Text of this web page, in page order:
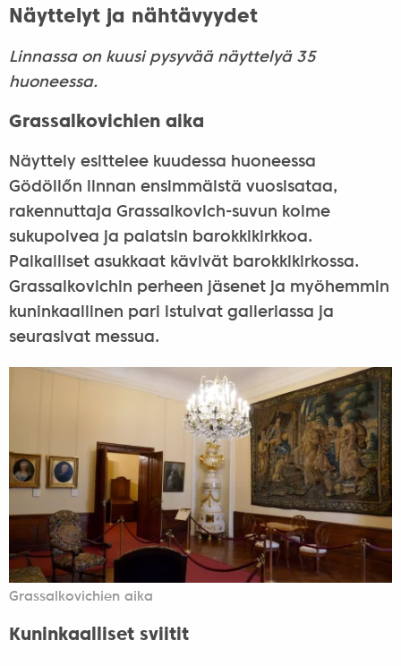
Näyttelyt ja nähtävyydet
Linnassa on kuusi pysyvää näyttelyä 35
huoneessa.
Grassalkovichien aika
Näyttely esittelee kuudessa huoneessa
Gödöllőn linnan ensimmäistä vuosisataa,
rakennuttaja Grassalkovich-suvun kolme
sukupolvea ja palatsin barokkikirkkoa.
Paikalliset asukkaat kävivät barokkikirkossa.
Grassalkovichin perheen jäsenet ja myöhemmin
kuninkaallinen pari istuivat galleriassa ja
seurasivat messua.
Grassalkovichien aika
Kuninkaalliset sviitit